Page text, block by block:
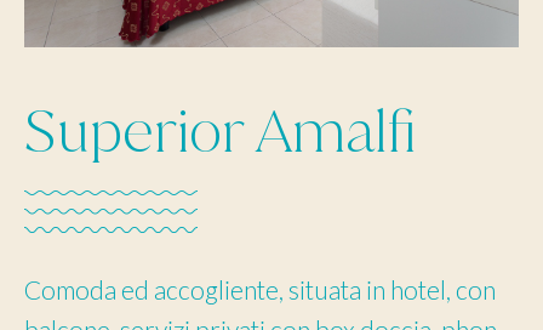
Superior Amalfi
Comoda ed accogliente, situata in hotel, con